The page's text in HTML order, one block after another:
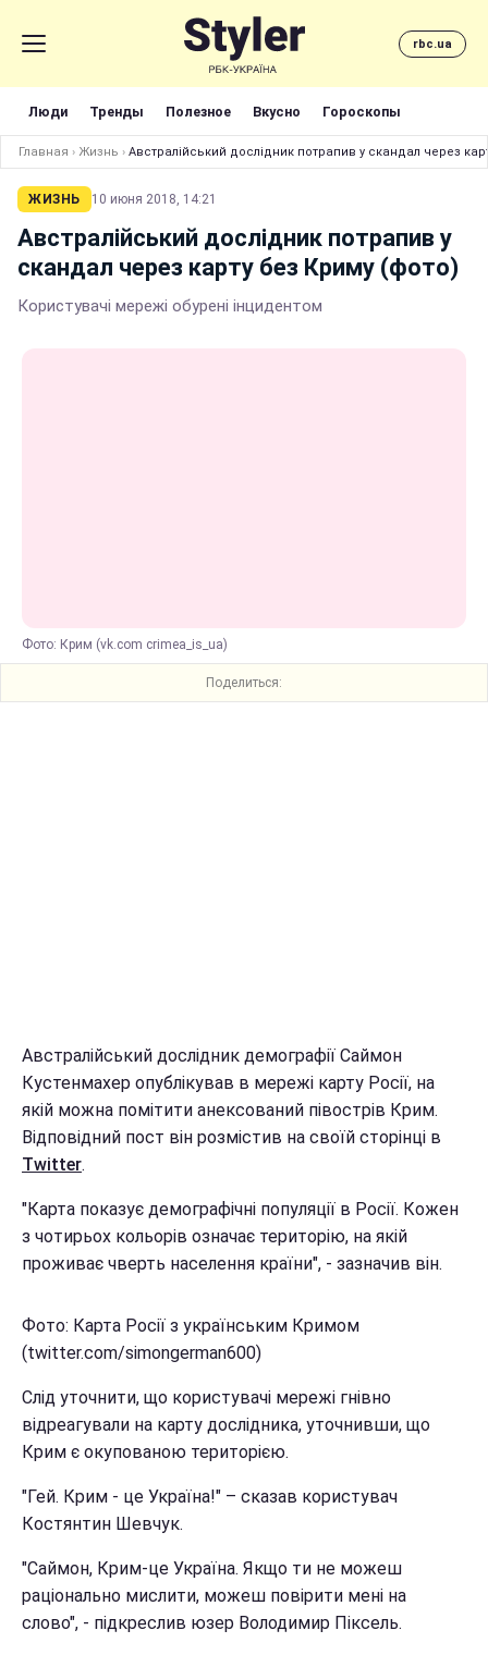
rbc.ua
Люди Тренды Полезное Вкусно Гороскопы
Главная › Жизнь › Австралійський дослідник потрапив у скандал через
ЖИЗНЬ 10 июня 2018, 14:21
Австралійський дослідник потрапив у
скандал через карту без Криму (фото)
Користувачі мережі обурені інцидентом
Фото: Крим (vk.com crimea_is_ua)
Поделиться:
Австралійський дослідник демографії Саймон
Кустенмахер опублікував в мережі карту Росії, на
якій можна помітити анексований півострів Крим.
Відповідний пост він розмістив на своїй сторінці в
Twitter.
"Карта показує демографічні популяції в Росії. Кожен
з чотирьох кольорів означає територію, на якій
проживає чверть населення країни", - зазначив він.
Фото: Карта Росії з українським Кримом
(twitter.com/simongerman600)
Слід уточнити, що користувачі мережі гнівно
відреагували на карту дослідника, уточнивши, що
Крим є окупованою територією.
"Гей. Крим - це Україна!" – сказав користувач
Костянтин Шевчук.
"Саймон, Крим-це Україна. Якщо ти не можеш
раціонально мислити, можеш повірити мені на
слово", - підкреслив юзер Володимир Піксель.